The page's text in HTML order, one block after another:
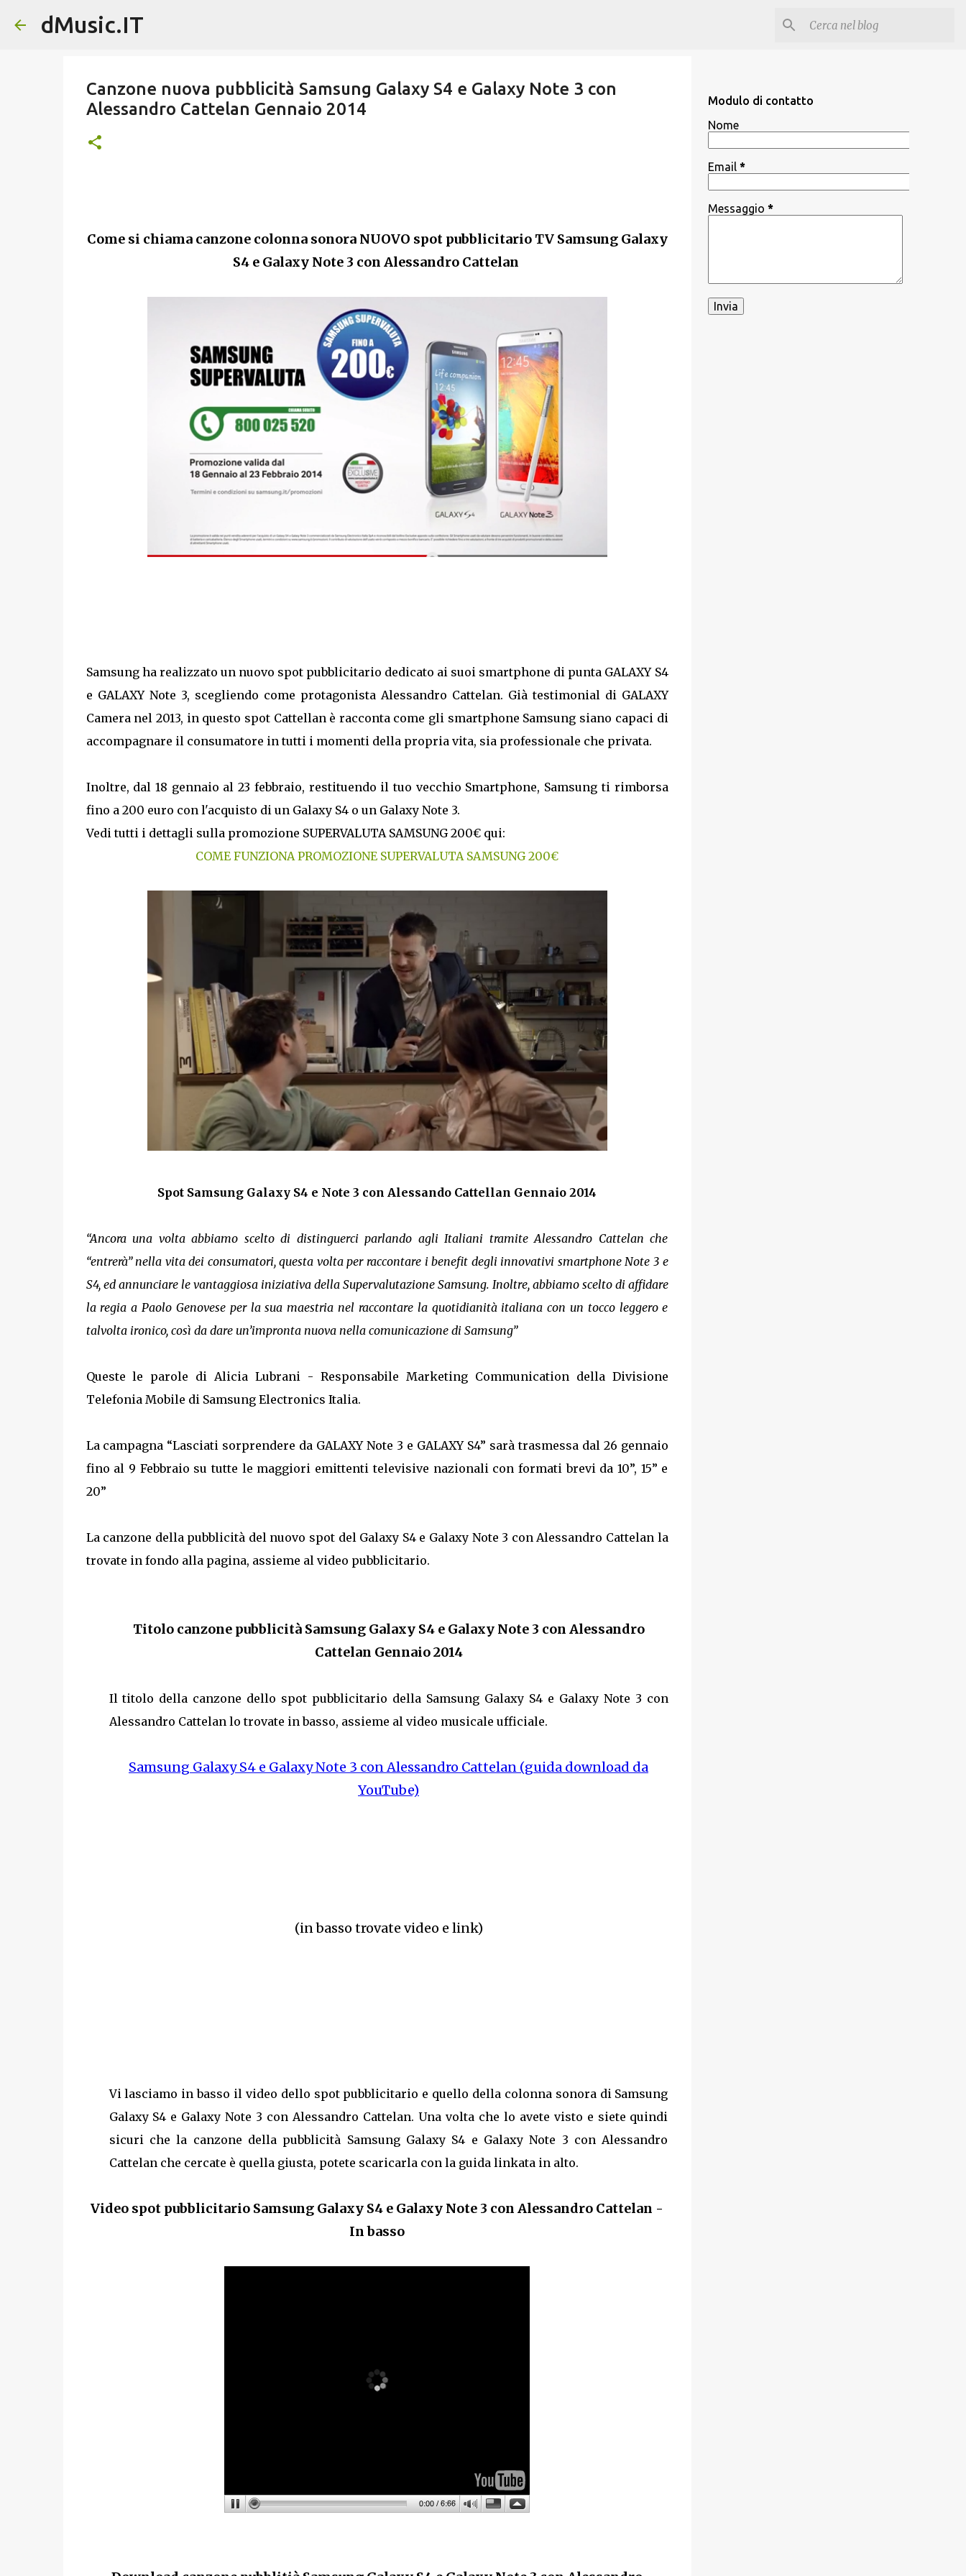
dMusic.IT
Canzone nuova pubblicità Samsung Galaxy S4 e Galaxy Note 3 con
Alessandro Cattelan Gennaio 2014
Come si chiama canzone colonna sonora NUOVO spot pubblicitario TV Samsung Galaxy
S4 e Galaxy Note 3 con Alessandro Cattelan
Samsung ha realizzato un nuovo spot pubblicitario dedicato ai suoi smartphone di punta GALAXY S4
e GALAXY Note 3, scegliendo come protagonista Alessandro Cattelan. Già testimonial di GALAXY
Camera nel 2013, in questo spot Cattellan è racconta come gli smartphone Samsung siano capaci di
accompagnare il consumatore in tutti i momenti della propria vita, sia professionale che privata.
Inoltre, dal 18 gennaio al 23 febbraio, restituendo il tuo vecchio Smartphone, Samsung ti rimborsa
fino a 200 euro con l'acquisto di un Galaxy S4 o un Galaxy Note 3.
Vedi tutti i dettagli sulla promozione SUPERVALUTA SAMSUNG 200€ qui:
COME FUNZIONA PROMOZIONE SUPERVALUTA SAMSUNG 200€
Spot Samsung Galaxy S4 e Note 3 con Alessando Cattellan Gennaio 2014
“Ancora una volta abbiamo scelto di distinguerci parlando agli Italiani tramite Alessandro Cattelan che
“entrerà” nella vita dei consumatori, questa volta per raccontare i benefit degli innovativi smartphone Note 3 e
S4, ed annunciare le vantaggiosa iniziativa della Supervalutazione Samsung. Inoltre, abbiamo scelto di affidare
la regia a Paolo Genovese per la sua maestria nel raccontare la quotidianità italiana con un tocco leggero e
talvolta ironico, così da dare un’impronta nuova nella comunicazione di Samsung”
Queste le parole di Alicia Lubrani - Responsabile Marketing Communication della Divisione
Telefonia Mobile di Samsung Electronics Italia.
La campagna “Lasciati sorprendere da GALAXY Note 3 e GALAXY S4” sarà trasmessa dal 26 gennaio
fino al 9 Febbraio su tutte le maggiori emittenti televisive nazionali con formati brevi da 10”, 15” e
20”
La canzone della pubblicità del nuovo spot del Galaxy S4 e Galaxy Note 3 con Alessandro Cattelan la
trovate in fondo alla pagina, assieme al video pubblicitario.
Titolo canzone pubblicità Samsung Galaxy S4 e Galaxy Note 3 con Alessandro
Cattelan Gennaio 2014
Il titolo della canzone dello spot pubblicitario della Samsung Galaxy S4 e Galaxy Note 3 con
Alessandro Cattelan lo trovate in basso, assieme al video musicale ufficiale.
Samsung Galaxy S4 e Galaxy Note 3 con Alessandro Cattelan (guida download da
YouTube)
(in basso trovate video e link)
Vi lasciamo in basso il video dello spot pubblicitario e quello della colonna sonora di Samsung
Galaxy S4 e Galaxy Note 3 con Alessandro Cattelan. Una volta che lo avete visto e siete quindi
sicuri che la canzone della pubblicità Samsung Galaxy S4 e Galaxy Note 3 con Alessandro
Cattelan che cercate è quella giusta, potete scaricarla con la guida linkata in alto.
Video spot pubblicitario Samsung Galaxy S4 e Galaxy Note 3 con Alessandro Cattelan -
In basso
Modulo di contatto
Nome
Email *
Messaggio *